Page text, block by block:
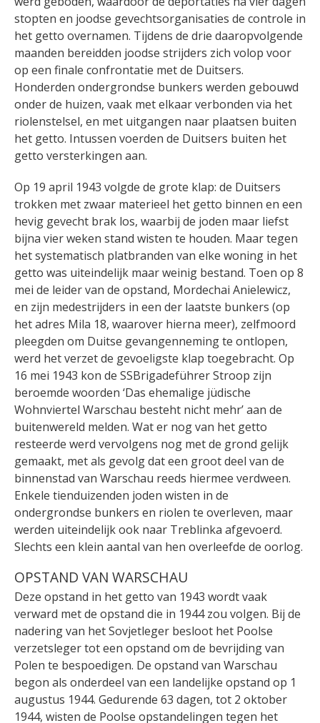
stopten en joodse gevechtsorganisaties de controle in
het getto overnamen. Tijdens de drie daaropvolgende
maanden bereidden joodse strijders zich volop voor
op een finale confrontatie met de Duitsers.
Honderden ondergrondse bunkers werden gebouwd
onder de huizen, vaak met elkaar verbonden via het
riolenstelsel, en met uitgangen naar plaatsen buiten
het getto. Intussen voerden de Duitsers buiten het
getto versterkingen aan.
Op 19 april 1943 volgde de grote klap: de Duitsers
trokken met zwaar materieel het getto binnen en een
hevig gevecht brak los, waarbij de joden maar liefst
bijna vier weken stand wisten te houden. Maar tegen
het systematisch platbranden van elke woning in het
getto was uiteindelijk maar weinig bestand. Toen op 8
mei de leider van de opstand, Mordechai Anielewicz,
en zijn medestrijders in een der laatste bunkers (op
het adres Mila 18, waarover hierna meer), zelfmoord
pleegden om Duitse gevangenneming te ontlopen,
werd het verzet de gevoeligste klap toegebracht. Op
16 mei 1943 kon de SSBrigadeführer Stroop zijn
beroemde woorden ‘Das ehemalige jüdische
Wohnviertel Warschau besteht nicht mehr’ aan de
buitenwereld melden. Wat er nog van het getto
resteerde werd vervolgens nog met de grond gelijk
gemaakt, met als gevolg dat een groot deel van de
binnenstad van Warschau reeds hiermee verdween.
Enkele tienduizenden joden wisten in de
ondergrondse bunkers en riolen te overleven, maar
werden uiteindelijk ook naar Treblinka afgevoerd.
Slechts een klein aantal van hen overleefde de oorlog.
OPSTAND VAN WARSCHAU
Deze opstand in het getto van 1943 wordt vaak
verward met de opstand die in 1944 zou volgen. Bij de
nadering van het Sovjetleger besloot het Poolse
verzetsleger tot een opstand om de bevrijding van
Polen te bespoedigen. De opstand van Warschau
begon als onderdeel van een landelijke opstand op 1
augustus 1944. Gedurende 63 dagen, tot 2 oktober
1944, wisten de Poolse opstandelingen tegen het